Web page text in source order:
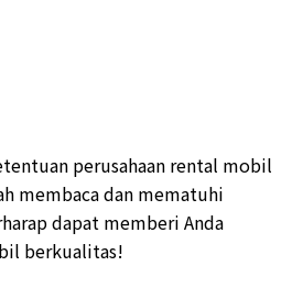
perusahaan rental mobil
membaca dan mematuhi
dapat memberi Anda
berkualitas!